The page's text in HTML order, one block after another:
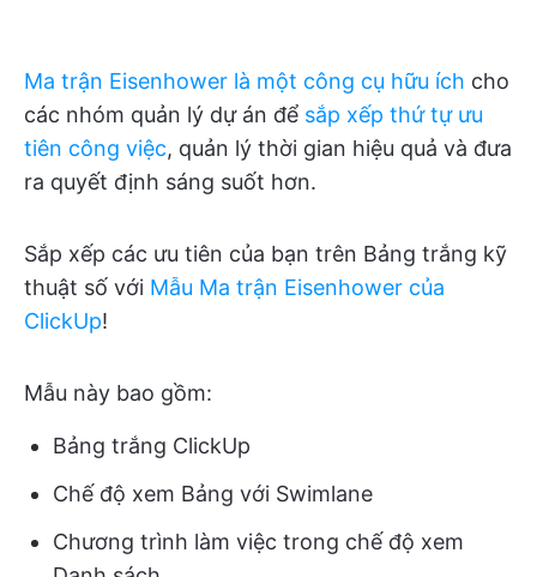
Ma trận Eisenhower là một công cụ hữu ích cho
các nhóm quản lý dự án để sắp xếp thứ tự ưu
tiên công việc, quản lý thời gian hiệu quả và đưa
ra quyết định sáng suốt hơn.
Sắp xếp các ưu tiên của bạn trên Bảng trắng kỹ
thuật số với Mẫu Ma trận Eisenhower của
ClickUp!
Mẫu này bao gồm:
Bảng trắng ClickUp
Chế độ xem Bảng với Swimlane
Chương trình làm việc trong chế độ xem